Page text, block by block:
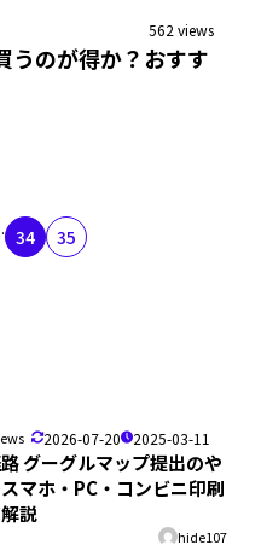
562 views
のが得か？おすす
34 35
2026-07-20 2025-03-11
グーグルマップ提出のや
マホ・PC・コンビニ印刷
説
hide107